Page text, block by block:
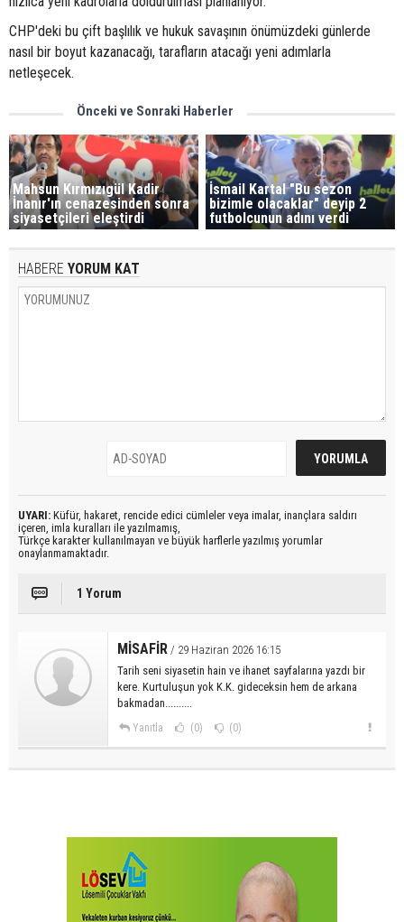
CHP'deki bu çift başlılık ve hukuk savaşının önümüzdeki günlerde
nasıl bir boyut kazanacağı, tarafların atacağı yeni adımlarla
netleşecek.
Önceki ve Sonraki Haberler
Mahsun Kırmızıgül Kadir
İnanır'ın cenazesinden sonra
siyasetçileri eleştirdi
İsmail Kartal "Bu sezon
bizimle olacaklar" deyip 2
futbolcunun adını verdi
HABERE YORUM KAT
UYARI: Küfür, hakaret, rencide edici cümleler veya imalar, inançlara saldırı
içeren, imla kuralları ile yazılmamış,
Türkçe karakter kullanılmayan ve büyük harflerle yazılmış yorumlar
onaylanmamaktadır.
1 Yorum
MİSAFİR / 29 Haziran 2026 16:15
Tarih seni siyasetin hain ve ihanet sayfalarına yazdı bir
kere. Kurtuluşun yok K.K. gideceksin hem de arkana
bakmadan..........
Yanıtla (0) (0)